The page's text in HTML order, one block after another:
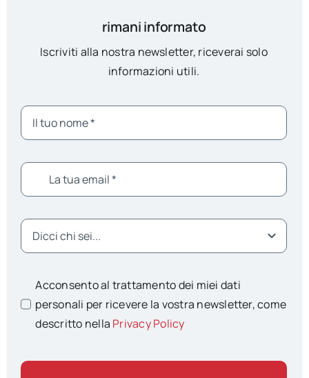
rimani informato
Iscriviti alla nostra newsletter, riceverai solo
informazioni utili.
Acconsento al trattamento dei miei dati
personali per ricevere la vostra newsletter, come
descritto nella Privacy Policy